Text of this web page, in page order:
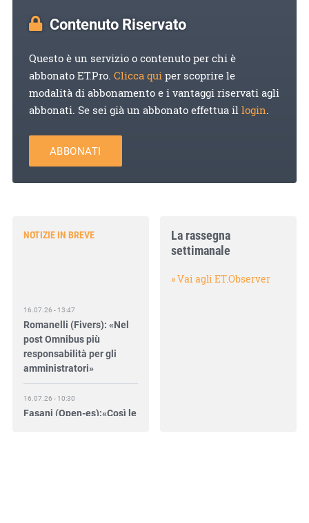
Contenuto Riservato
Questo è un servizio o contenuto per chi è
abbonato ET.Pro. Clicca quiper scoprire le
modalità di abbonamento e i vantaggi riservati agli
abbonati. Se sei già un abbonato effettua illogin.
ABBONATI
NOTIZIE IN BREVE
16.07.26 - 13:47
Romanelli (Fivers): «Nel
post Omnibus più
responsabilità per gli
amministratori»
16.07.26 - 10:30
Fasani (Open-es):«Così le
La rassegna
settimanale
» Vai agli ET.Observer